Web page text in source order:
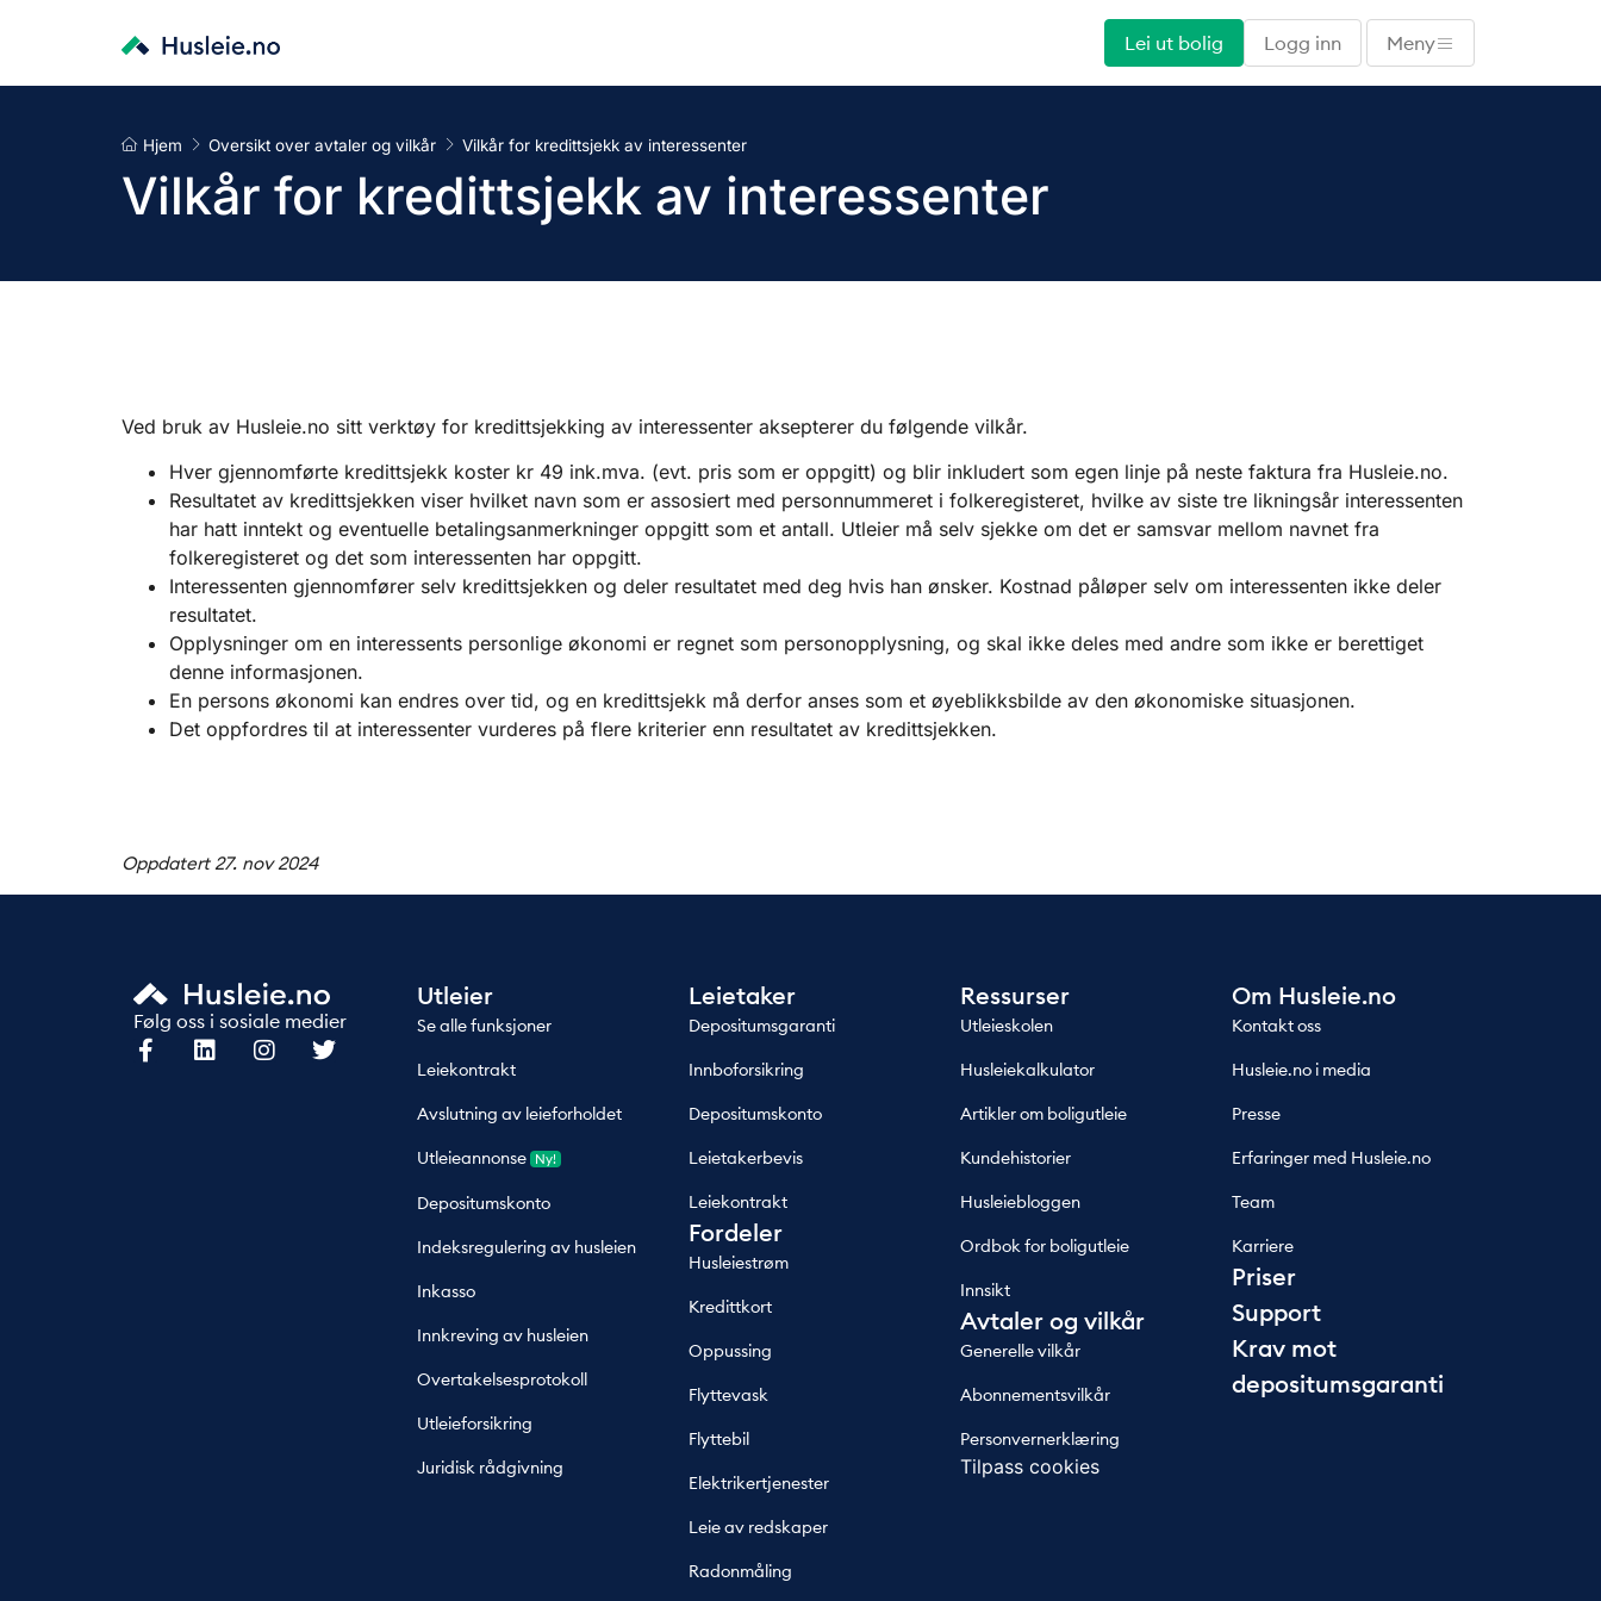
Lei ut bolig Logg inn Meny
Hjem Oversikt over avtaler og vilkår Vilkår for kredittsjekk av interessenter
Vilkår for kredittsjekk av interessenter
Ved bruk av Husleie.no sitt verktøy for kredittsjekking av interessenter aksepterer du følgende vilkår.
Hver gjennomførte kredittsjekk koster kr 49 ink.mva. (evt. pris som er oppgitt) og blir inkludert som egen linje på neste faktura fra Husleie.no.
Resultatet av kredittsjekken viser hvilket navn som er assosiert med personnummeret i folkeregisteret, hvilke av siste tre likningsår interessenten
har hatt inntekt og eventuelle betalingsanmerkninger oppgitt som et antall. Utleier må selv sjekke om det er samsvar mellom navnet fra
folkeregisteret og det som interessenten har oppgitt.
Interessenten gjennomfører selv kredittsjekken og deler resultatet med deg hvis han ønsker. Kostnad påløper selv om interessenten ikke deler
resultatet.
Opplysninger om en interessents personlige økonomi er regnet som personopplysning, og skal ikke deles med andre som ikke er berettiget
denne informasjonen.
En persons økonomi kan endres over tid, og en kredittsjekk må derfor anses som et øyeblikksbilde av den økonomiske situasjonen.
Det oppfordres til at interessenter vurderes på flere kriterier enn resultatet av kredittsjekken.
Oppdatert 27. nov 2024
Følg oss i sosiale medier
Utleier
Se alle funksjoner
Leiekontrakt
Avslutning av leieforholdet
Utleieannonse Ny!
Depositumskonto
Indeksregulering av husleien
Inkasso
Innkreving av husleien
Overtakelsesprotokoll
Utleieforsikring
Juridisk rådgivning
Leietaker
Depositumsgaranti
Innboforsikring
Depositumskonto
Leietakerbevis
Leiekontrakt
Fordeler
Husleiestrøm
Kredittkort
Oppussing
Flyttevask
Flyttebil
Elektrikertjenester
Leie av redskaper
Radonmåling
Ressurser
Utleieskolen
Husleiekalkulator
Artikler om boligutleie
Kundehistorier
Husleiebloggen
Ordbok for boligutleie
Innsikt
Avtaler og vilkår
Generelle vilkår
Abonnementsvilkår
Personvernerklæring
Tilpass cookies
Om Husleie.no
Kontakt oss
Husleie.no i media
Presse
Erfaringer med Husleie.no
Team
Karriere
Priser
Support
Krav mot
depositumsgaranti